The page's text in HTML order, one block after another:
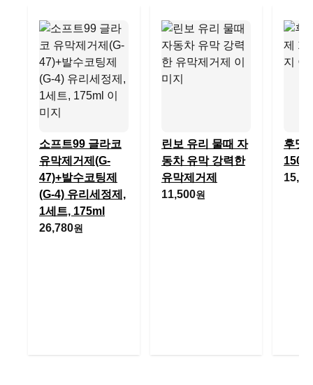
소프트99 글라코
유막제거제(G-
47)+발수코팅제
(G-4) 유리세정제,
1세트, 175ml
26,780원
린보 유리 물때 자
동차 유막 강력한
유막제거제
11,500원
후맷